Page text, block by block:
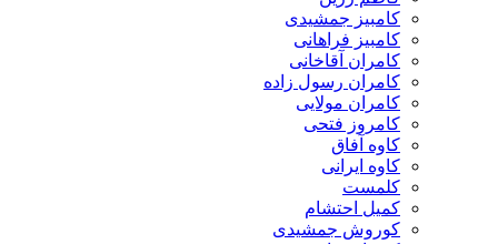
کامبیز جمشیدی
کامبیز فراهانی
کامران آقاخانی
کامران رسول زاده
کامران مولایی
کامروز فتحی
کاوه آفاق
کاوه ایرانی
کلمست
کمیل احتشام
کوروش جمشیدی